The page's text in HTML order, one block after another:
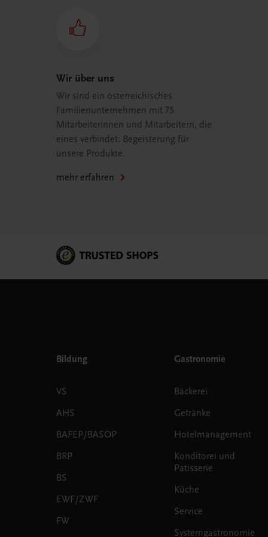
Wir über uns
Wir sind ein österreichisches
Familienunternehmen mit 75
Mitarbeiterinnen und Mitarbeitern, die
eines verbindet: Begeisterung für
unsere Produkte.
mehr erfahren
Bildung
VS
AHS
BAFEP/BASOP
BRP
BS
EWF/ZWF
FW
Gastronomie
Bäckerei
Getränke
Hotelmanagement
Konditorei und
Patisserie
Küche
Service
Systemgastronomie